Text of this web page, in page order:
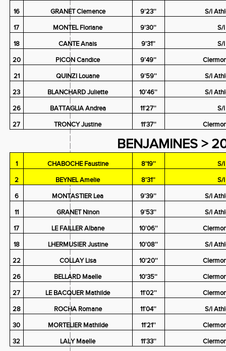
16
GRANET Clemence 9'23''
S/l
17
MONTEL Floriane 9'30''
S/
18
CANTE Anais 9'31''
S/
20
PICON Candice 9'49''
21
QUINZI Louane 9'59''
S/l
23
BLANCHARD Juliette 10'46''
S/l
26
BATTAGLIA Andrea 11'27''
S/
27
TRONCY Justine 11'37''
BENJAMINES >
1 CHABOCHE Faustine 8'19''
S/
2
BEYNEL Amelie 8'31''
S/
6
MONTASTIER Lea 9'39''
S/l
11
GRANET Ninon 9'53''
S/l
17
LE FAILLER Albane 10'06''
18
LHERMUSIER Justine 10'08''
S/l
22
COLLAY Lisa 10'20''
26
BELLARD Maelle 10'35''
27
LE BACQUER Mathilde 11'02''
28
ROCHA Romane 11'04''
S/l
30
MORTELIER Mathilde 11'21''
32
LALY Maelle 11'33''